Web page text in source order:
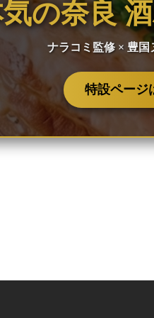
の奈良
ナラコミ監修 × 豊
特設ペー